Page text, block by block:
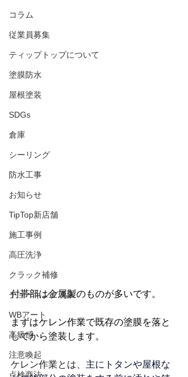
コラム
従業員募集
ティップトップについて
塗膜防水
屋根塗装
SDGs
倉庫
シーリング
防水工事
お知らせ
TipTop新店舗
施工事例
高圧洗浄
クラック補修
チョーキング現象
WBアート
高級感
注意喚起
点検商法
付帯部は金属製のものが多いです。
まずはケレン作業で既存の塗膜を落と
してから塗装します。
ケレン作業とは、 主にトタンや屋根な